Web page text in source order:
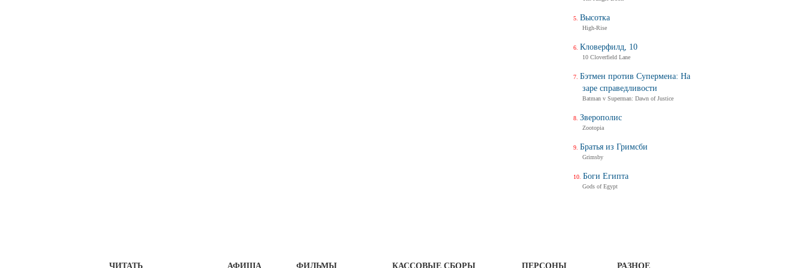
Высотка
High-Rise
Кловерфилд, 10
10 Cloverfield Lane
Бэтмен против Супермена: На
заре справедливости
Batman v Superman: Dawn of Justice
Зверополис
Zootopia
Братья из Гримсби
Grimsby
Боги Египта
Gods of Egypt
ЧИТАТЬ АФИША ФИЛЬМЫ КАССОВЫЕ СБОРЫ ПЕРСОНЫ РАЗНОЕ